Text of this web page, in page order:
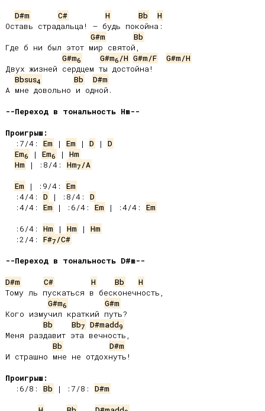
D#m
C# H Bb
H
Оставь страдальца! – будь покойна:
G#m
Bb
Где б ни был этот мир святой,
G#m6 G#m6 /H G#m/F
G#m/H
Двух жизней сердцем ты достойна!
Bbsus4 Bb
D#m
А мне довольно и одной.
--Переход в тональность Hm--
Проигрыш:
:7/4: Em | Em | D | D
Em6 | Em6 | Hm
Hm | :8/4: Hm7 /A
Em | :9/4: Em
:4/4: D | :8/4: D
:4/4: Em | :6/4: Em | :4/4: Em
:6/4: Hm | Hm | Hm
:2/4: F#7 /C#
--Переход в тональность D#m--
D#m
C# H Bb
H
Тому ль пускаться в бесконечность,
G#m6
G#m
Кого измучил краткий путь?
Bb
Bb7 D#madd9
Меня раздавит эта вечность,
Bb
D#m
И страшно мне не отдохнуть!
Проигрыш:
:6/8: Bb | :7/8: D#m